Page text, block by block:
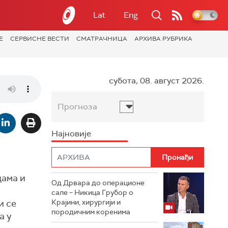
Lat Eng
СЕРВИСНЕ ВЕСТИ СМАТРАЧНИЦА АРХИВА РУБРИКА
и
се
у
субота, 08. август 2026.
Прогноза
Најновије
Од Дрвара до операционе
сале – Никица Грубор о
Крајини, хирургији и
породичним коренима